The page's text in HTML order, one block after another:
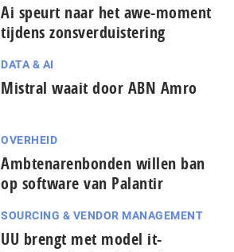
Ai speurt naar het awe-moment
tijdens zonsverduistering
DATA & AI
Mistral waait door ABN Amro
OVERHEID
Ambtenarenbonden willen ban
op software van Palantir
SOURCING & VENDOR MANAGEMENT
UU brengt met model it-